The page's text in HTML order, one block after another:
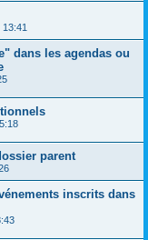
dans les agendas ou
parent
inscrits dans